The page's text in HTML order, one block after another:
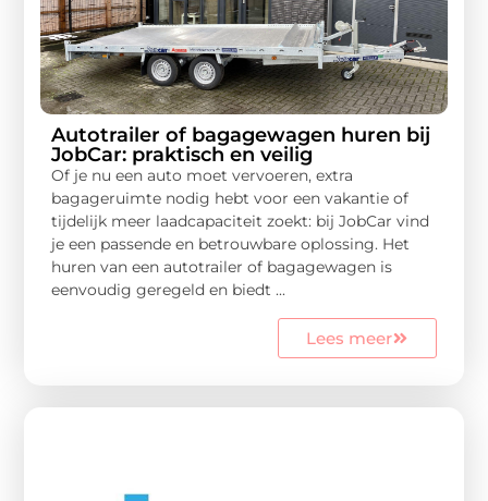
Autotrailer of bagagewagen huren bij
JobCar: praktisch en veilig
Of je nu een auto moet vervoeren, extra
bagageruimte nodig hebt voor een vakantie of
tijdelijk meer laadcapaciteit zoekt: bij JobCar vind
je een passende en betrouwbare oplossing. Het
huren van een autotrailer of bagagewagen is
eenvoudig geregeld en biedt ...
Lees meer